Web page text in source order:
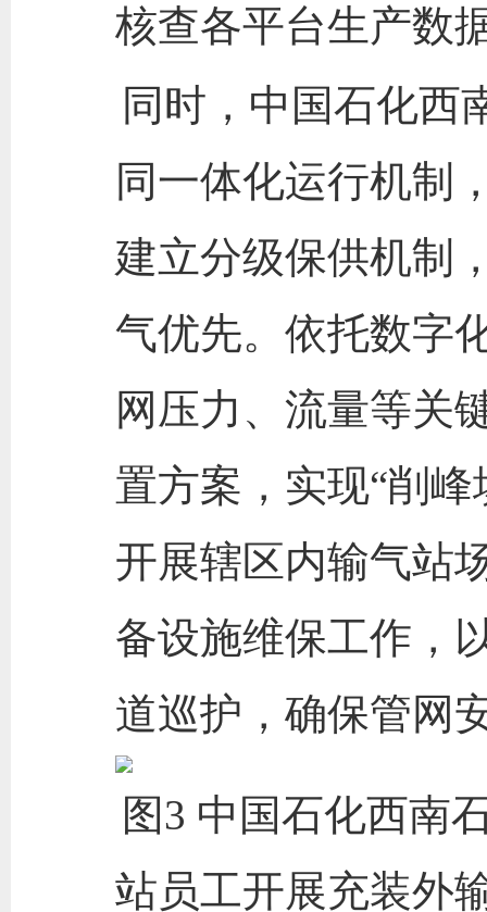
核查各平台生产数
同时，中国石化西
同一体化运行机制
建立分级保供机制
气优先。依托数字
网压力、流量等关
置方案，实现“削
开展辖区内输气站
备设施维保工作，
道巡护，确保管网
图3 中国石化西南
站员工开展充装外